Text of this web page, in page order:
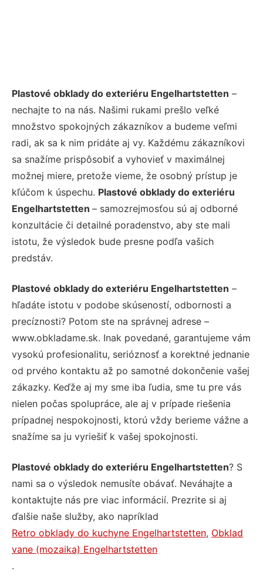
Plastové obklady do exteriéru Engelhartstetten –
nechajte to na nás. Našimi rukami prešlo veľké
množstvo spokojných zákazníkov a budeme veľmi
radi, ak sa k nim pridáte aj vy. Každému zákazníkovi
sa snažíme prispôsobiť a vyhovieť v maximálnej
možnej miere, pretože vieme, že osobný prístup je
kľúčom k úspechu. Plastové obklady do exteriéru
Engelhartstetten – samozrejmosťou sú aj odborné
konzultácie či detailné poradenstvo, aby ste mali
istotu, že výsledok bude presne podľa vašich
predstáv.
Plastové obklady do exteriéru Engelhartstetten –
hľadáte istotu v podobe skúseností, odbornosti a
precíznosti? Potom ste na správnej adrese –
www.obkladame.sk. Inak povedané, garantujeme vám
vysokú profesionalitu, serióznosť a korektné jednanie
od prvého kontaktu až po samotné dokončenie vašej
zákazky. Keďže aj my sme iba ľudia, sme tu pre vás
nielen počas spolupráce, ale aj v prípade riešenia
prípadnej nespokojnosti, ktorú vždy berieme vážne a
snažíme sa ju vyriešiť k vašej spokojnosti.
Plastové obklady do exteriéru Engelhartstetten? S
nami sa o výsledok nemusíte obávať. Neváhajte a
kontaktujte nás pre viac informácií. Prezrite si aj
ďalšie naše služby, ako napríklad
Retro obklady do kuchyne Engelhartstetten, Obklad
vane (mozaika) Engelhartstetten
.